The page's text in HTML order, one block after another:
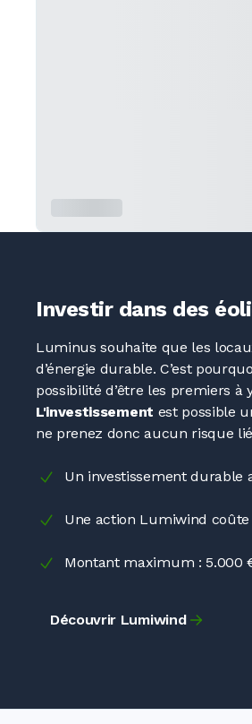
Investir dans des
Luminus souhaite que les
d’énergie durable. C’est
possibilité d’être les premiers à
L'investissement est possible
ne prenez donc aucun risque
Un investissement durable
Une action Lumiwind coûte
Montant maximum : 5.000
Découvrir Lumiwind